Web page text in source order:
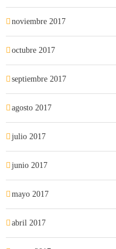
noviembre 2017
octubre 2017
septiembre 2017
agosto 2017
julio 2017
junio 2017
mayo 2017
abril 2017